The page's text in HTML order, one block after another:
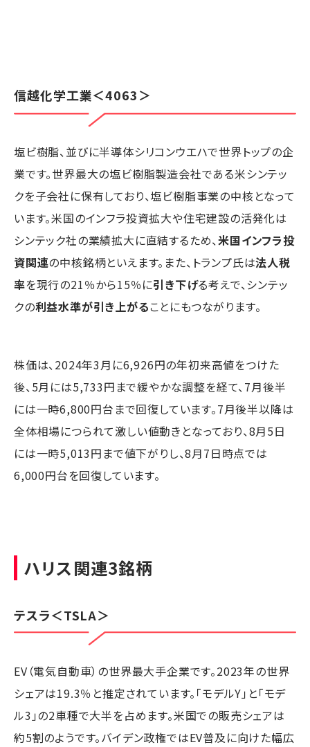
信越化学工業＜4063＞
塩ビ樹脂、並びに半導体シリコンウエハで世界トップの企
業です。世界最大の塩ビ樹脂製造会社である米シンテッ
クを子会社に保有しており、塩ビ樹脂事業の中核となって
います。米国のインフラ投資拡大や住宅建設の活発化は
シンテック社の業績拡大に直結するため、米国インフラ投
資関連の中核銘柄といえます。また、トランプ氏は法人税
率を現行の21％から15％に引き下げる考えで、シンテッ
クの利益水準が引き上がることにもつながります。
株価は、2024年3月に6,926円の年初来高値をつけた
後、5月には5,733円まで緩やかな調整を経て、7月後半
には一時6,800円台まで回復しています。7月後半以降は
全体相場につられて激しい値動きとなっており、8月5日
には一時5,013円まで値下がりし、8月7日時点では
6,000円台を回復しています。
ハリス関連3銘柄
テスラ＜TSLA＞
EV（電気自動車）の世界最大手企業です。2023年の世界
シェアは19.3％と推定されています。「モデルY」と「モデ
ル3」の2車種で大半を占めます。米国での販売シェアは
約5割のようです。バイデン政権ではEV普及に向けた幅広